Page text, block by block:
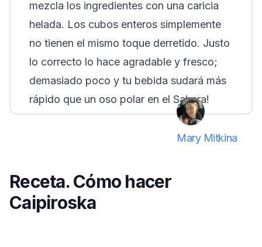
mezcla los ingredientes con una caricia
helada. Los cubos enteros simplemente
no tienen el mismo toque derretido. Justo
lo correcto lo hace agradable y fresco;
demasiado poco y tu bebida sudará más
rápido que un oso polar en el Sahara!
Mary Mitkina
Receta. Cómo hacer
Caipiroska